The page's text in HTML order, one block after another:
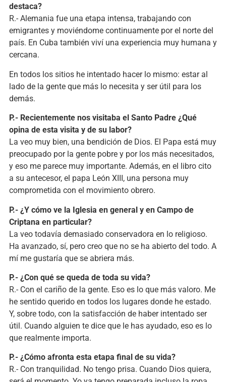
destaca?
R.- Alemania fue una etapa intensa, trabajando con
emigrantes y moviéndome continuamente por el norte del
país. En Cuba también viví una experiencia muy humana y
cercana.
En todos los sitios he intentado hacer lo mismo: estar al
lado de la gente que más lo necesita y ser útil para los
demás.
P.- Recientemente nos visitaba el Santo Padre ¿Qué
opina de esta visita y de su labor?
La veo muy bien, una bendición de Dios. El Papa está muy
preocupado por la gente pobre y por los más necesitados,
y eso me parece muy importante. Además, en el libro cito
a su antecesor, el papa León XIII, una persona muy
comprometida con el movimiento obrero.
P.- ¿Y cómo ve la Iglesia en general y en Campo de
Criptana en particular?
La veo todavía demasiado conservadora en lo religioso.
Ha avanzado, sí, pero creo que no se ha abierto del todo. A
mí me gustaría que se abriera más.
P.- ¿Con qué se queda de toda su vida?
R.- Con el cariño de la gente. Eso es lo que más valoro. Me
he sentido querido en todos los lugares donde he estado.
Y, sobre todo, con la satisfacción de haber intentado ser
útil. Cuando alguien te dice que le has ayudado, eso es lo
que realmente importa.
P.- ¿Cómo afronta esta etapa final de su vida?
R.- Con tranquilidad. No tengo prisa. Cuando Dios quiera,